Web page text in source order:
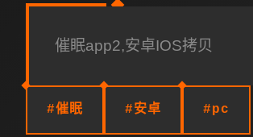
催眠app2,安卓IOS拷贝
#催眠 #安卓 #pc